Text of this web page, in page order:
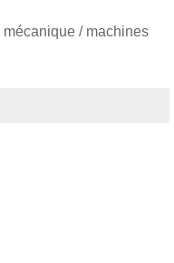
/ machines